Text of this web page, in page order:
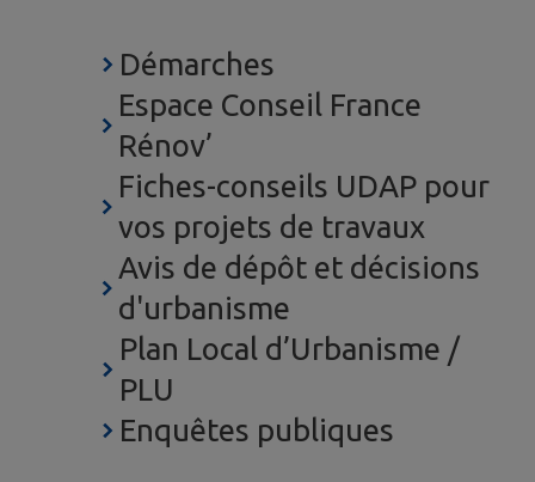
Démarches
Espace Conseil France
Rénov’
Fiches-conseils UDAP pour
vos projets de travaux
Avis de dépôt et décisions
d'urbanisme
Plan Local d’Urbanisme /
PLU
Enquêtes publiques